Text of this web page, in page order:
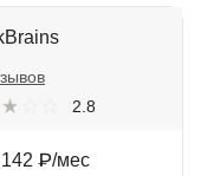
2.8
₽/мес